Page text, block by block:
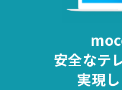
安全なテ
実現